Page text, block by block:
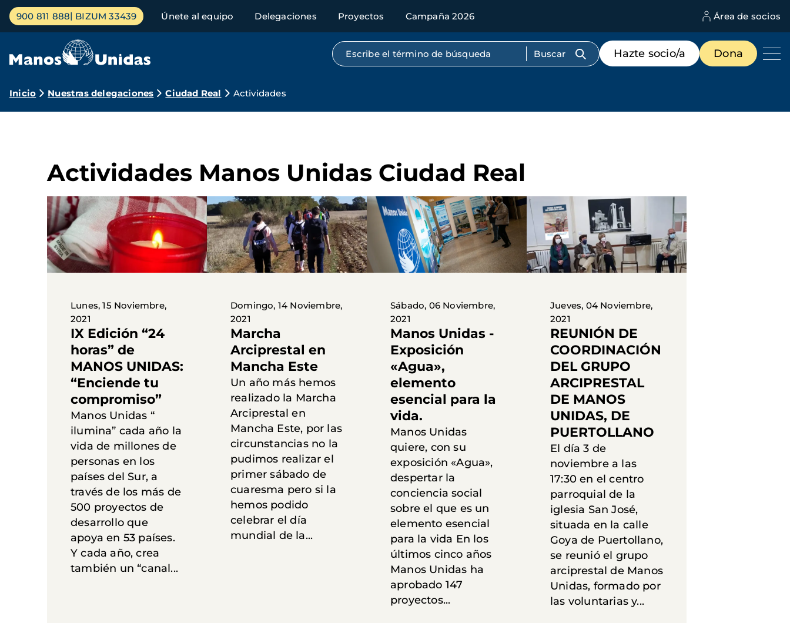
Pasar
contenido
Menú
principal
900 811 888 BIZUM 33439 Únete al equipo Delegaciones Proyectos Campaña 2026 Área de socios
Búsqueda por texto completo
Menú
de
destacados
Hazte socio/a Dona
Ruta
Inicio Nuestras delegaciones Ciudad Real Actividades
Actividades Manos Unidas Ciudad Real
Lunes, 15 Noviembre,
2021
IX Edición “24
horas” de
MANOS UNIDAS:
“Enciende tu
compromiso”
Manos Unidas “
ilumina” cada año la
vida de millones de
personas en los
países del Sur, a
través de los más de
500 proyectos de
desarrollo que
apoya en 53 países.
Y cada año, crea
también un “canal...
Domingo, 14 Noviembre,
2021
Marcha
Arciprestal en
Mancha Este
Un año más hemos
realizado la Marcha
Arciprestal en
Mancha Este, por las
circunstancias no la
pudimos realizar el
primer sábado de
cuaresma pero si la
hemos podido
celebrar el día
mundial de la...
Sábado, 06 Noviembre,
2021
Manos Unidas -
Exposición
«Agua»,
elemento
esencial para la
vida.
Manos Unidas
quiere, con su
exposición «Agua»,
despertar la
conciencia social
sobre el que es un
elemento esencial
para la vida En los
últimos cinco años
Manos Unidas ha
aprobado 147
proyectos...
Jueves, 04 Noviembre,
2021
REUNIÓN DE
COORDINACIÓN
DEL GRUPO
ARCIPRESTAL
DE MANOS
UNIDAS, DE
PUERTOLLANO
El día 3 de
noviembre a las
17:30 en el centro
parroquial de la
iglesia San José,
situada en la calle
Goya de Puertollano,
se reunió el grupo
arciprestal de Manos
Unidas, formado por
las voluntarias y...